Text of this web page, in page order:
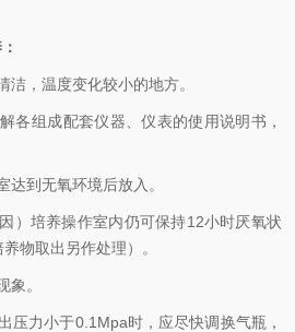
，温度变化较小的地方。
各组成配套仪器、仪表的使用说明书，
到无氧环境后放入。
）培养操作室内仍可保持12小时厌氧状
物取出另作处理）。
象。
压力小于0.1Mpa时，应尽快调换气瓶，